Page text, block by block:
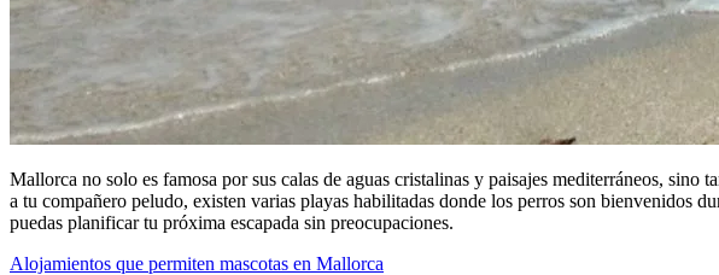
Mallorca no solo es famosa por sus calas de aguas cristalinas y paisajes mediterráneos,
a tu compañero peludo, existen varias playas habilitadas donde los perros son bienvenidos
puedas planificar tu próxima escapada sin preocupaciones.
Alojamientos que permiten mascotas en Mallorca